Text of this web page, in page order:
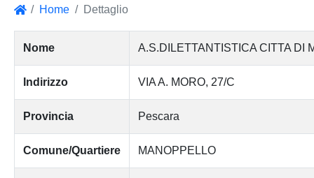
Home Dettaglio
Nome A.S.DILETTANTISTICA CITTA DI
Indirizzo VIA A. MORO, 27/C
Provincia Pescara
Comune/Quartiere MANOPPELLO